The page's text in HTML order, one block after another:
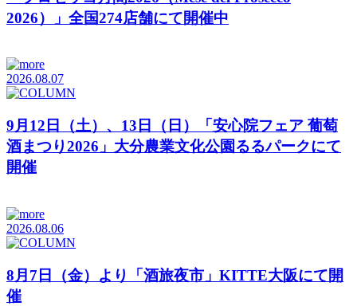
2026）」全国274店舗にて開催中
2026.08.07
9月12日（土）、13日（日）「安心院フェア 葡萄
酒まつり2026」大分農業文化公園るるパークにて
開催
2026.08.06
8月7日（金）より「酒旅夜市」KITTE大阪にて開
催